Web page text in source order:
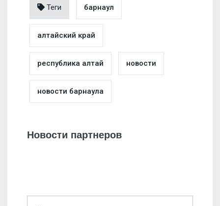
Теги барнаул
алтайский край
республика алтай новости
новости барнаула
Новости партнеров